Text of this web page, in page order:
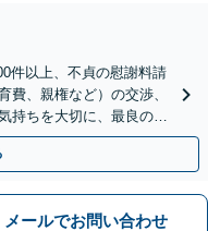
件以上、不貞の慰謝料請
費、親権など）の交渉、
持ちを大切に、最良の解
談可】
メールでお問い合わせ